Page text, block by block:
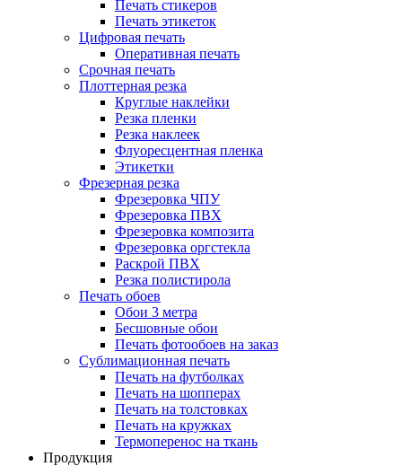
Печать стикеров
Печать этикеток
Цифровая печать
Оперативная печать
Срочная печать
Плоттерная резка
Круглые наклейки
Резка пленки
Резка наклеек
Флуоресцентная пленка
Этикетки
Фрезерная резка
Фрезеровка ЧПУ
Фрезеровка ПВХ
Фрезеровка композита
Фрезеровка оргстекла
Раскрой ПВХ
Резка полистирола
Печать обоев
Обои 3 метра
Бесшовные обои
Печать фотообоев на заказ
Сублимационная печать
Печать на футболках
Печать на шопперах
Печать на толстовках
Печать на кружках
Термоперенос на ткань
Продукция